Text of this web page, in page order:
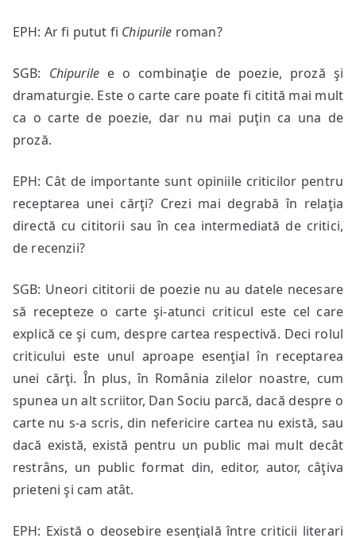
EPH: Ar fi putut fi Chipurile roman?
SGB: Chipurile e o combinaţie de poezie, proză şi
dramaturgie. Este o carte care poate fi citită mai mult
ca o carte de poezie, dar nu mai puţin ca una de
proză.
EPH: Cât de importante sunt opiniile criticilor pentru
receptarea unei cărţi? Crezi mai degrabă în relaţia
directă cu cititorii sau în cea intermediată de critici,
de recenzii?
SGB: Uneori cititorii de poezie nu au datele necesare
să recepteze o carte şi-atunci criticul este cel care
explică ce şi cum, despre cartea respectivă. Deci rolul
criticului este unul aproape esenţial în receptarea
unei cărţi. În plus, în România zilelor noastre, cum
spunea un alt scriitor, Dan Sociu parcă, dacă despre o
carte nu s-a scris, din nefericire cartea nu există, sau
dacă există, există pentru un public mai mult decât
restrâns, un public format din, editor, autor, câţiva
prieteni şi cam atât.
EPH: Există o deosebire esenţială între criticii literari